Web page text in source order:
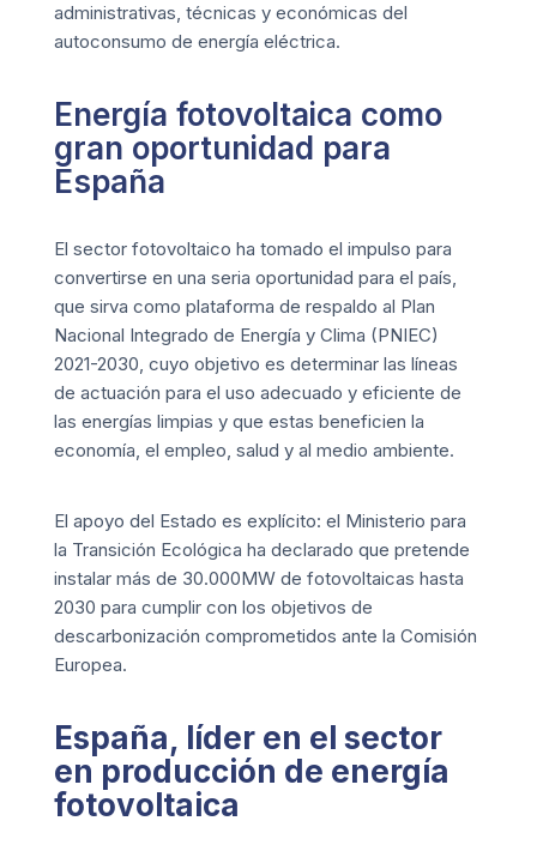
administrativas, técnicas y económicas del
autoconsumo de energía eléctrica.
Energía fotovoltaica como
gran oportunidad para
España
El sector fotovoltaico ha tomado el impulso para
convertirse en una seria oportunidad para el país,
que sirva como plataforma de respaldo al Plan
Nacional Integrado de Energía y Clima (PNIEC)
2021-2030, cuyo objetivo es determinar las líneas
de actuación para el uso adecuado y eficiente de
las energías limpias y que estas beneficien la
economía, el empleo, salud y al medio ambiente.
El apoyo del Estado es explícito: el Ministerio para
la Transición Ecológica ha declarado que pretende
instalar más de 30.000MW de fotovoltaicas hasta
2030 para cumplir con los objetivos de
descarbonización comprometidos ante la Comisión
Europea.
España, líder en el sector
en producción de energía
fotovoltaica